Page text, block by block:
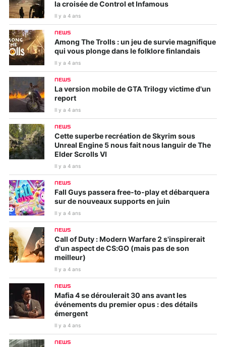
la croisée de Control et Infamous
Il y a 4 ans
NEWS
Among The Trolls : un jeu de survie magnifique
qui vous plonge dans le folklore finlandais
Il y a 4 ans
NEWS
La version mobile de GTA Trilogy victime d'un
report
Il y a 4 ans
NEWS
Cette superbe recréation de Skyrim sous
Unreal Engine 5 nous fait nous languir de The
Elder Scrolls VI
Il y a 4 ans
NEWS
Fall Guys passera free-to-play et débarquera
sur de nouveaux supports en juin
Il y a 4 ans
NEWS
Call of Duty : Modern Warfare 2 s'inspirerait
d'un aspect de CS:GO (mais pas de son
meilleur)
Il y a 4 ans
NEWS
Mafia 4 se déroulerait 30 ans avant les
événements du premier opus : des détails
émergent
Il y a 4 ans
NEWS